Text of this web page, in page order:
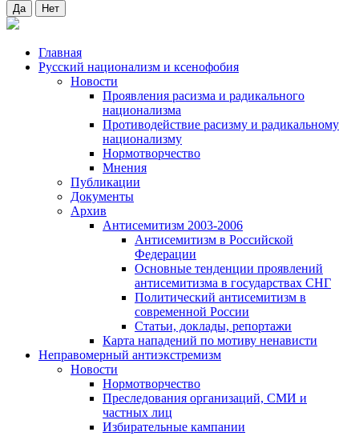
Да Нет
Главная
Русский национализм и ксенофобия
Новости
Проявления расизма и радикального
национализма
Противодействие расизму и радикальному
национализму
Нормотворчество
Мнения
Публикации
Документы
Архив
Антисемитизм 2003-2006
Антисемитизм в Российской
Федерации
Основные тенденции проявлений
антисемитизма в государствах СНГ
Политический антисемитизм в
современной России
Статьи, доклады, репортажи
Карта нападений по мотиву ненависти
Неправомерный антиэкстремизм
Новости
Нормотворчество
Преследования организаций, СМИ и
частных лиц
Избирательные кампании